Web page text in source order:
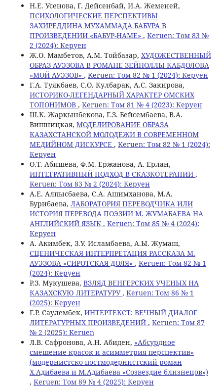
Н.Е. Усенова, Г. Дeйсенбай, И.А. Жеменей,
ПСИХОЛОГИЧЕСКИЕ ПЕРСПЕКТИВЫ
ЗАХИРЕДДИНА МУХАММАДА БАБУРА В
ПРОИЗВЕДЕНИИ «БАБУР-НАМЕ» , Keruen: Том 83 №
2 (2024): Керуен
Ж.О. Мамбетов, A.M. Тойбазар, ХУДОЖЕСТВЕННЫЙ
ОБРАЗ АУЭЗОВА В РОМАНЕ ЗЕЙНОЛЛЫ КАБДОЛОВА
«МОЙ АУЭЗОВ» , Keruen: Том 82 № 1 (2024): Керуен
Г.А. Туякбаев, С.О. Кулбарак, А.С. Закирова,
ИСТОРИКО-ЛЕГЕНДАРНЫЙ ХАРАКТЕР ОМСКИХ
ТОПОНИМОВ , Keruen: Том 81 № 4 (2023): Керуен
Ш.К. Жаркынбекова, Г.З. Бейсембаева, В.А.
Вишницкая, МОДЕЛИРОВАНИЕ ОБРАЗА
КАЗАХСТАНСКОЙ МОЛОДЕЖИ В СОВРЕМЕННОМ
МЕДИЙНОМ ДИСКУРСЕ , Keruen: Том 82 № 1 (2024):
Керуен
О.T. Абишева, Ф.М. Ержанова, А. Ерлан,
ИНТЕГРАТИВНЫЙ ПОДХОД В СКАЗКОТЕРАПИИ ,
Keruen: Том 83 № 2 (2024): Керуен
А.Е. Алпысбаева, С.А. Ашимханова, М.А.
Бурибаева, ЛАБОРАТОРИЯ ПЕРЕВОДЧИКА ИЛИ
ИСТОРИЯ ПЕРЕВОДА ПОЭЗИИ М. ЖУМАБАЕВА НА
АНГЛИЙСКИЙ ЯЗЫК , Keruen: Том 85 № 4 (2024):
Керуен
А. Акимбек, З.У. Исламбаева, А.Ы. Жумаш,
СЦЕНИЧЕСКАЯ ИНТЕРПРЕТАЦИЯ РАССКАЗА М.
АУЭЗОВА «СИРОТСКАЯ ДОЛЯ» , Keruen: Том 82 № 1
(2024): Керуен
Р.З. Мукушева, ВЗЛЯД ВЕНГЕРСКИХ УЧЕНЫХ НА
КАЗАХСКУЮ ЛИТЕРАТУРУ, Keruen: Том 86 № 1
(2025): Керуен
Г.Р. Саулембек, ИНТЕРТЕКСТ: ВЕЧНЫЙ ДИАЛОГ
ЛИТЕРАТУРНЫХ ПРОИЗВЕДЕНИЙ , Keruen: Том 87
№ 2 (2025): Keruen
Л.В. Сафронова, А.Н. Абиден, «Абсурдное
смешение красок и асимметрия перспектив»
(модернистско-постмодернистский роман
Х.Адибаева и М.Адибаева «Созвездие близнецов»)
, Keruen: Том 89 № 4 (2025): Керуен